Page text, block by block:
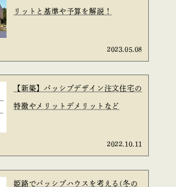
リットと基準や予算を解説！
2023.05.08
【新築】パッシブデザイン注文住宅の
特徴やメリットデメリットなど
2022.10.11
姫路でパッシブハウスを考える(冬の